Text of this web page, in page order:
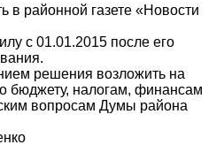
в районной газете «Новости
с 01.01.2015 после его
решения возложить на
бюджету, налогам, финансам
вопросам Думы района